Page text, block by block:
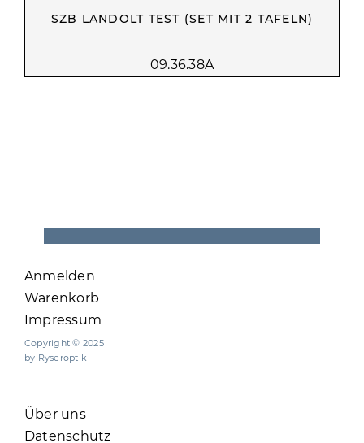
SZB LANDOLT TEST (SET MIT 2 TAFELN)
09.36.38A
Anmelden
Warenkorb
Impressum
Copyright © 2025
by Ryseroptik
Über uns
Datenschutz